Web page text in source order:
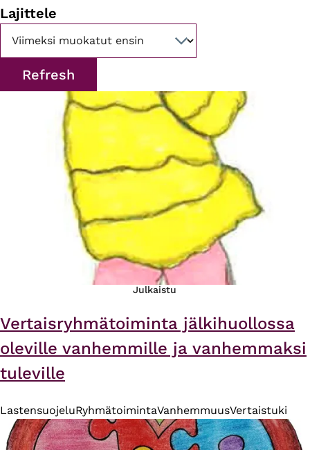
Lajittele
Julkaistu
Vertaisryhmätoiminta jälkihuollossa
oleville vanhemmille ja vanhemmaksi
tuleville
LastensuojeluRyhmätoimintaVanhemmuusVertaistuki